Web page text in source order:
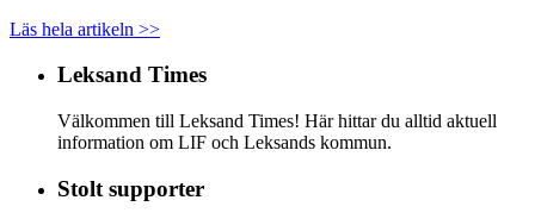
Läs hela artikeln >>
Leksand Times
Välkommen till Leksand Times! Här hittar du alltid aktuell
information om LIF och Leksands kommun.
Stolt supporter